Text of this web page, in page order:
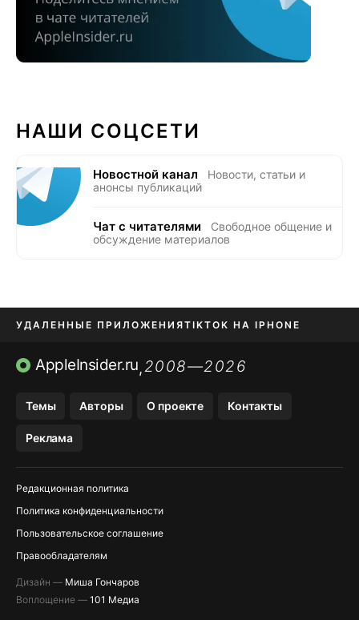
НАШИ СОЦСЕТИ
Новостной канал
Новости, статьи и
анонсы публикаций
Чат с читателями
Свободное общение и
обсуждение материалов
УДАЛЕННЫЕ ПРИЛОЖЕНИЯTIKTOK НА IPHONE
ПРИЛОЖЕНИЯ БЕЗ APP STORE
AppleInsider.ru,2008—2026
Темы Авторы О проекте Контакты
Реклама
Редакционная политика
Политика конфиденциальности
Пользовательское соглашение
Правообладателям
Дизайн — Миша Гончаров
Воплощение — 101 Медиа